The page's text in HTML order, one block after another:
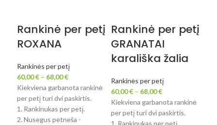
Rankinė per petį
ROXANA
Rankinės per petį
60,00€ – 68,00€
Kiekviena garbanota rankinė
per petį turi dvi paskirtis.
1. Rankinukas per petį.
2. Nusegus petneša -
Rankinė per petį
GRANATAI
karališka žalia
Rankinės per petį
60,00€ – 68,00€
Kiekviena garbanota rankinė
per petį turi dvi paskirtis.